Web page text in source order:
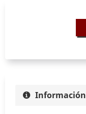
Información